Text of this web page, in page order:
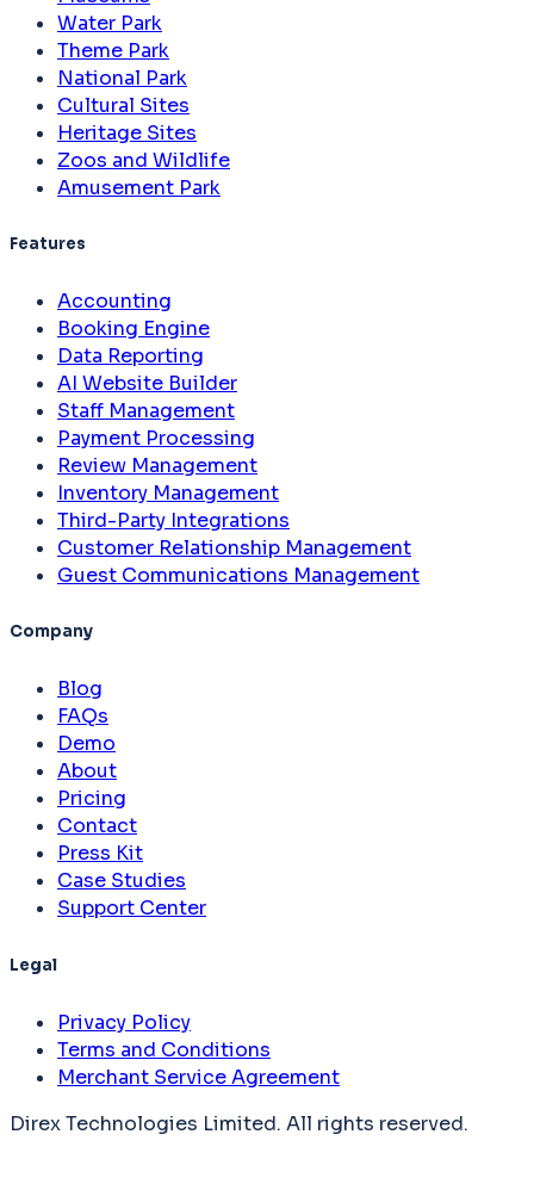
Water Park
Theme Park
National Park
Cultural Sites
Heritage Sites
Zoos and Wildlife
Amusement Park
Features
Accounting
Booking Engine
Data Reporting
AI Website Builder
Staff Management
Payment Processing
Review Management
Inventory Management
Third-Party Integrations
Customer Relationship Management
Guest Communications Management
Company
Blog
FAQs
Demo
About
Pricing
Contact
Press Kit
Case Studies
Support Center
Legal
Privacy Policy
Terms and Conditions
Merchant Service Agreement
Direx Technologies Limited. All rights reserved.